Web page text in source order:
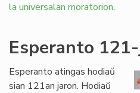
la universalan moratorion.
Esperanto
Esperanto atingas hodiaŭ
sian 121an jaron. Hodiaŭ